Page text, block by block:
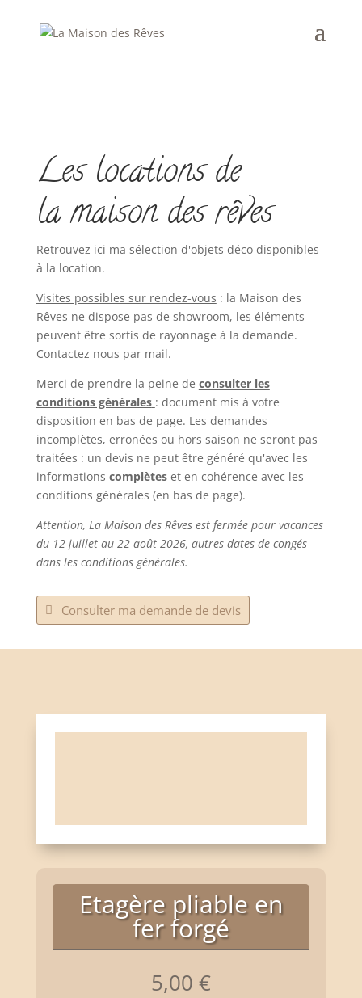
Les locations de
la maison des rêves
Retrouvez ici ma sélection d'objets déco disponibles
à la location.
Visites possibles sur rendez-vous : la Maison des
Rêves ne dispose pas de showroom, les éléments
peuvent être sortis de rayonnage à la demande.
Contactez nous par mail.
Merci de prendre la peine de consulter les
conditions générales : document mis à votre
disposition en bas de page. Les demandes
incomplètes, erronées ou hors saison ne seront pas
traitées : un devis ne peut être généré qu'avec les
informations complètes et en cohérence avec les
conditions générales (en bas de page).
Attention, La Maison des Rêves est fermée pour vacances
du 12 juillet au 22 août 2026, autres dates de congés
dans les conditions générales.
Consulter ma demande de devis
Etagère pliable en
fer forgé
5,00 €